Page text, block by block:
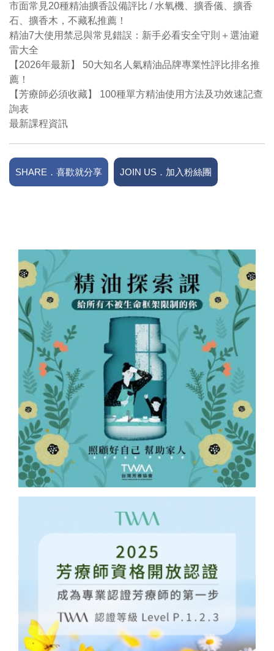
市面常見20種精油擴香設備評比 / 水氧機、擴香儀、擴香
石、擴香木，不藏私推薦！
精油7大使用禁忌與常見錯誤：新手必看安全守則＋選油避
雷大全
【2026年最新】 50大知名人氣精油品牌專業性評比排名推
薦！
【芳療師必須收藏】 100種單方精油使用方法及功效速記查
詢表
最新課程資訊
SHARE．喜歡就分享 JOIN US．加入粉絲團